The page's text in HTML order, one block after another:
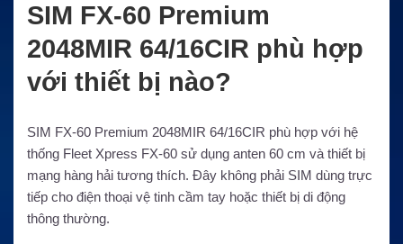
SIM FX-60 Premium
2048MIR 64/16CIR phù hợp
với thiết bị nào?
SIM FX-60 Premium 2048MIR 64/16CIR phù hợp với hệ
thống Fleet Xpress FX-60 sử dụng anten 60 cm và thiết bị
mạng hàng hải tương thích. Đây không phải SIM dùng trực
tiếp cho điện thoại vệ tinh cầm tay hoặc thiết bị di động
thông thường.